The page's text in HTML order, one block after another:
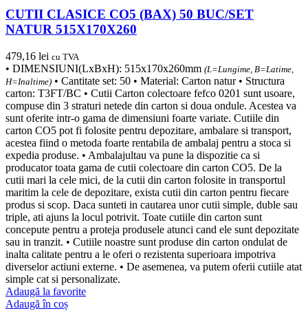
CUTII CLASICE CO5 (BAX) 50 BUC/SET
NATUR 515X170X260
479,16 lei cu TVA
• DIMENSIUNI(LxBxH): 515x170x260mm (L=Lungime, B=Latime,
H=Inaltime) • Cantitate set: 50 • Material: Carton natur • Structura
carton: T3FT/BC • Cutii Carton colectoare fefco 0201 sunt usoare,
compuse din 3 straturi netede din carton si doua ondule. Acestea va
sunt oferite intr-o gama de dimensiuni foarte variate. Cutiile din
carton CO5 pot fi folosite pentru depozitare, ambalare si transport,
acestea fiind o metoda foarte rentabila de ambalaj pentru a stoca si
expedia produse. • Ambalajultau va pune la dispozitie ca si
producator toata gama de cutii colectoare din carton CO5. De la
cutii mari la cele mici, de la cutii din carton folosite in transportul
maritim la cele de depozitare, exista cutii din carton pentru fiecare
produs si scop. Daca sunteti in cautarea unor cutii simple, duble sau
triple, ati ajuns la locul potrivit. Toate cutiile din carton sunt
concepute pentru a proteja produsele atunci cand ele sunt depozitate
sau in tranzit. • Cutiile noastre sunt produse din carton ondulat de
inalta calitate pentru a le oferi o rezistenta superioara impotriva
diverselor actiuni externe. • De asemenea, va putem oferii cutiile atat
simple cat si personalizate.
Adaugă la favorite
Adaugă în coș